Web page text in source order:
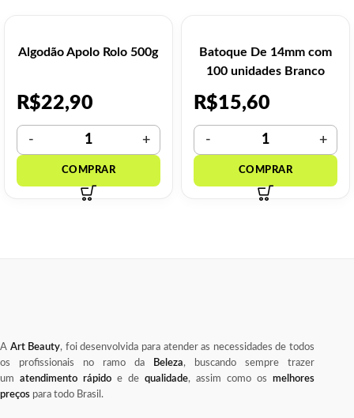
Algodão Apolo Rolo 500g
R$22,90
Batoque De 14mm com
100 unidades Branco
R$15,60
A Art Beauty, foi desenvolvida para atender as necessidades de todos
os profissionais no ramo da
Beleza, buscando sempre trazer
um atendimento rápido e de qualidade, assim como os melhores
preços para todo Brasil.